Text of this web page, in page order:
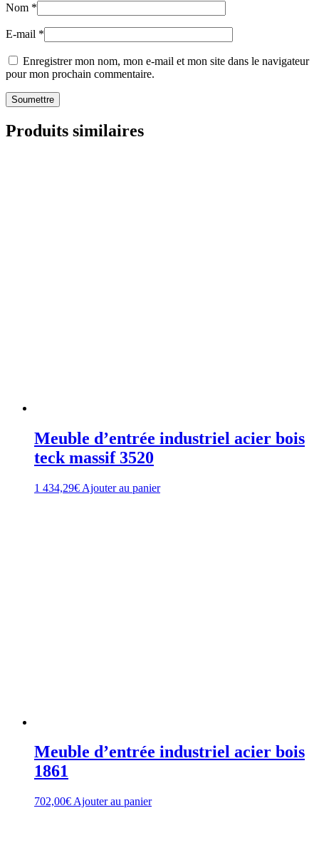
Nom *
E-mail *
Enregistrer mon nom, mon e-mail et mon site dans le navigateur
pour mon prochain commentaire.
Produits similaires
Meuble d’entrée industriel acier bois
teck massif 3520
1 434,29€ Ajouter au panier
Meuble d’entrée industriel acier bois
1861
702,00€ Ajouter au panier